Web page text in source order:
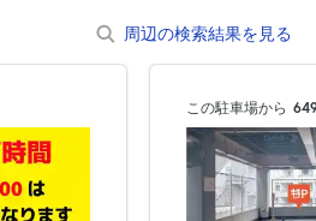
周辺の検索結果を見る
この駐車場から